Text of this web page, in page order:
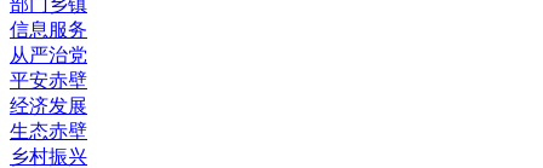
信息服务
从严治党
平安赤壁
经济发展
生态赤壁
乡村振兴